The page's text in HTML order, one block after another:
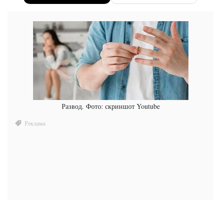
Развод. Фото: скриншот Youtube